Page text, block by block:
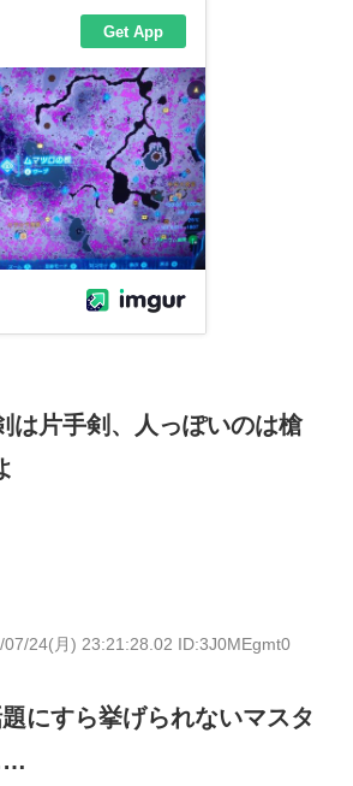
は片手剣、人っぽいのは槍
07/24(月) 23:21:28.02 ID:3J0MEgmt0
にすら挙げられないマスタ